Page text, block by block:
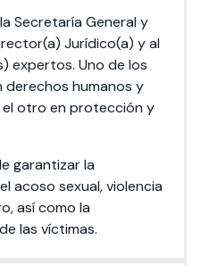
Secretaría General y
Jurídico(a) y al
expertos. Uno de los
humanos y
otro en protección y
garantizar la
acoso sexual, violencia
así como la
las víctimas.